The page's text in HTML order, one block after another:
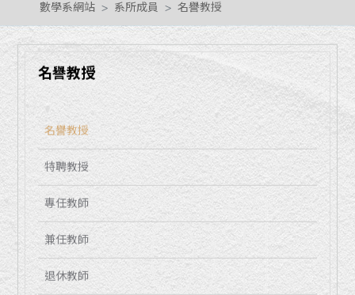
數學系網站 系所成員 名譽教授
名譽教授
名譽教授
特聘教授
專任教師
兼任教師
退休教師